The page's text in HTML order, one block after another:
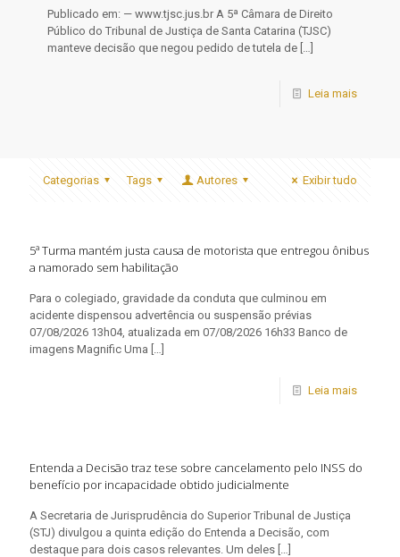
Publicado em: — www.tjsc.jus.br A 5ª Câmara de Direito
Público do Tribunal de Justiça de Santa Catarina (TJSC)
manteve decisão que negou pedido de tutela de
Leia mais
Categorias Tags Autores Exibir tudo
5ª Turma mantém justa causa de motorista que entregou ônibus
a namorado sem habilitação
Para o colegiado, gravidade da conduta que culminou em
acidente dispensou advertência ou suspensão prévias
07/08/2026 13h04, atualizada em 07/08/2026 16h33 Banco de
imagens Magnific Uma
Leia mais
Entenda a Decisão traz tese sobre cancelamento pelo INSS do
benefício por incapacidade obtido judicialmente
A Secretaria de Jurisprudência do Superior Tribunal de Justiça
(STJ) divulgou a quinta edição do Entenda a Decisão, com
destaque para dois casos relevantes. Um deles